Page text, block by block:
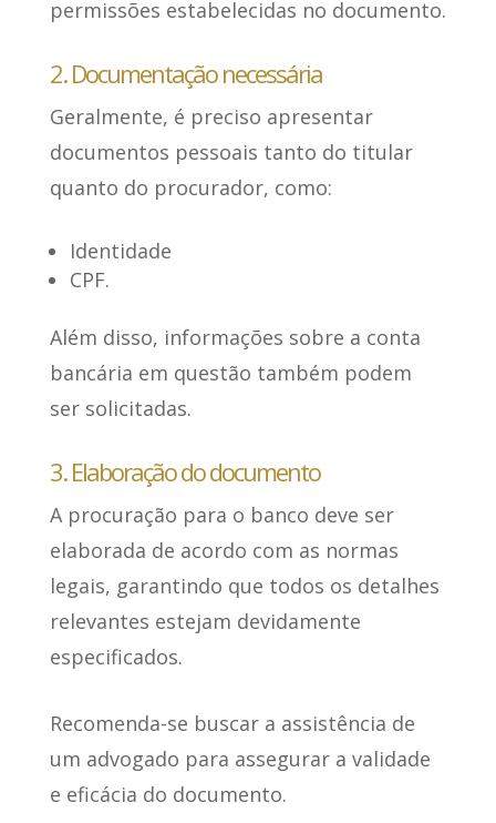
permissões estabelecidas no documento.
2. Documentação necessária
Geralmente, é preciso apresentar
documentos pessoais tanto do titular
quanto do procurador, como:
Identidade
CPF.
Além disso, informações sobre a conta
bancária em questão também podem
ser solicitadas.
3. Elaboração do documento
A procuração para o banco deve ser
elaborada de acordo com as normas
legais, garantindo que todos os detalhes
relevantes estejam devidamente
especificados.
Recomenda-se buscar a assistência de
um advogado para assegurar a validade
e eficácia do documento.